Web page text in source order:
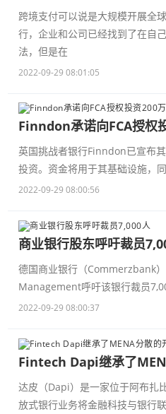
跨境支付可以说是大规模开展全
行，企业和公司已经找到了在自
法，但是在
2022-09-29 08:01:05
Finndon承诺向FCA授权
英国挑战者银行Finndon已宣布
投资。资金将用于其基础设施，
2022-09-29 08:00:56
商业银行股东呼吁裁员
德国商业银行（Commerzbank
Management呼吁该银行裁员
2022-09-29 08:00:37
Fintech Dapi继承了
达皮（Dapi）是一家位于阿布扎
放式银行业务将金融科技与银行